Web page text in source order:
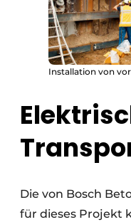
Installation von
Die von Bosch
für dieses Projekt